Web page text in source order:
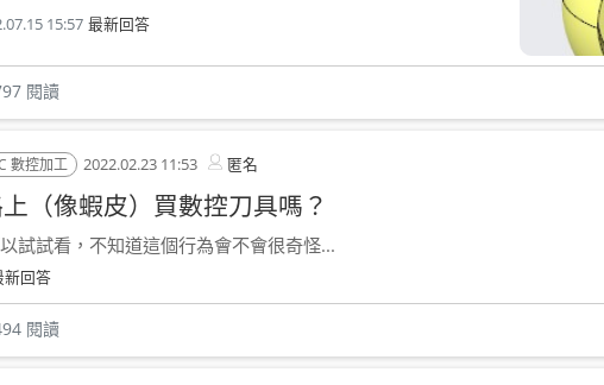
15:57 最新回答
閱讀
數控加工 2022.02.23 11:53 匿名
（像蝦皮）買數控刀具嗎？
試試看，不知道這個行為會不會很奇怪...
新回答
閱讀